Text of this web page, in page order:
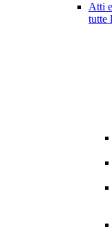
Atti
tutte